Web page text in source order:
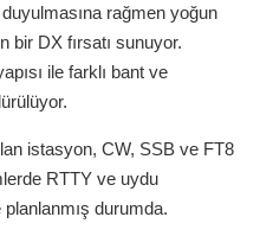
rağmen yoğun
bir DX fırsatı sunuyor.
ile farklı bant ve
istasyon, CW, SSB ve FT8
RTTY ve uydu
planlanmış durumda.